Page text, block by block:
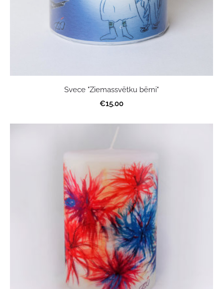
Svece "Ziemassvētku bērni"
€15.00